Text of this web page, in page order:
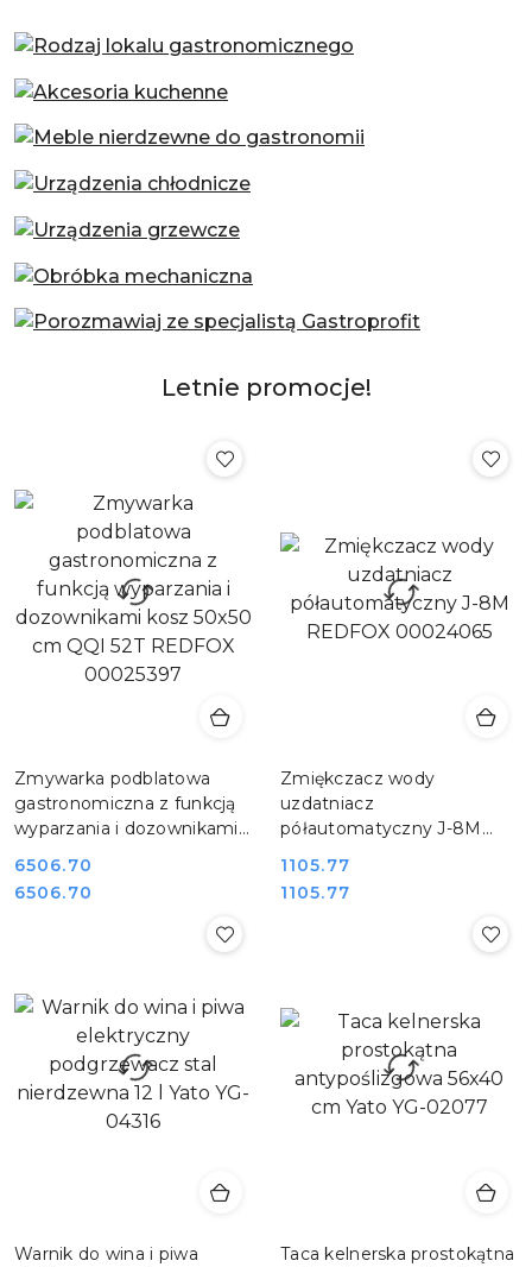
Letnie promocje!
Zmywarka podblatowa
gastronomiczna z funkcją
wyparzania i dozownikami
Cena:
6506.70
Cena:
6506.70
Zmiękczacz wody
uzdatniacz
półautomatyczny J-8M
Cena:
1105.77
Cena:
1105.77
Warnik do wina i piwa
Taca kelnerska prostokątna